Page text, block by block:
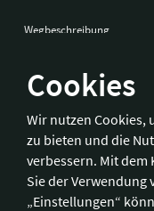
Cookies
Wir nutzen Cookies,
zu bieten und die
verbessern. Mit dem
Sie der Verwendung
„Einstellungen“
Wegbeschreibung
Hotelverband
Kronprinzenstraße 37
53173 Bonn